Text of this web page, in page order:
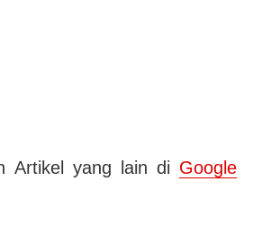
Artikel yang lain di Google